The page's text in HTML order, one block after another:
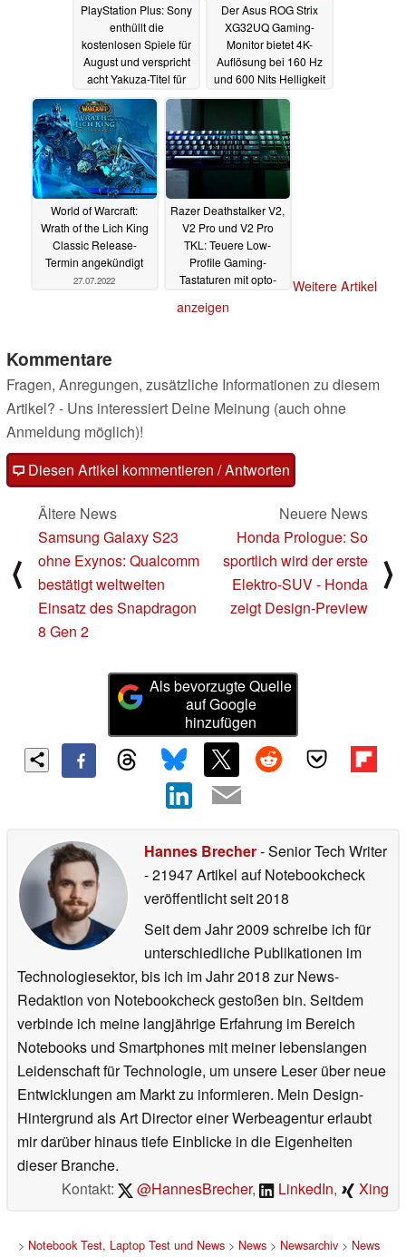
PlayStation Plus: Sony
enthüllt die
kostenlosen Spiele für
August und verspricht
acht Yakuza-Titel für
202227.07.2022
Der Asus ROG Strix
XG32UQ Gaming-
Monitor bietet 4K-
Auflösung bei 160 Hz
und 600 Nits Helligkeit
27.07.2022
World of Warcraft:
Wrath of the Lich King
Classic Release-
Termin angekündigt
27.07.2022
Razer Deathstalker V2,
V2 Pro und V2 Pro
TKL: Teuere Low-
Profile Gaming-
Tastaturen mit opto-
Schaltern
Weitere Artikel
anzeigen
Kommentare
Fragen, Anregungen, zusätzliche Informationen zu diesem
Artikel? - Uns interessiert Deine Meinung (auch ohne
Anmeldung möglich)!
Diesen Artikel kommentieren / Antworten
⟨
Ältere News
Samsung Galaxy S23
ohne Exynos: Qualcomm
bestätigt weltweiten
Einsatz des Snapdragon
8 Gen 2
Neuere News
Honda Prologue: So
sportlich wird der erste
Elektro-SUV - Honda
zeigt Design-Preview
⟩
Als bevorzugte Quelle
auf Google
hinzufügen
Hannes Brecher- Senior Tech Writer
- 21947 Artikel auf Notebookcheck
veröffentlichtseit 2018
Seit dem Jahr 2009 schreibe ich für
unterschiedliche Publikationen im
Technologiesektor, bis ich im Jahr 2018 zur News-
Redaktion von Notebookcheck gestoßen bin. Seitdem
verbinde ich meine langjährige Erfahrung im Bereich
Notebooks und Smartphones mit meiner lebenslangen
Leidenschaft für Technologie, um unsere Leser über neue
Entwicklungen am Markt zu informieren. Mein Design-
Hintergrund als Art Director einer Werbeagentur erlaubt
mir darüber hinaus tiefe Einblicke in die Eigenheiten
dieser Branche.
Kontakt:
@HannesBrecher, LinkedIn, Xing
> Notebook Test, Laptop Test und News> News> Newsarchiv> News